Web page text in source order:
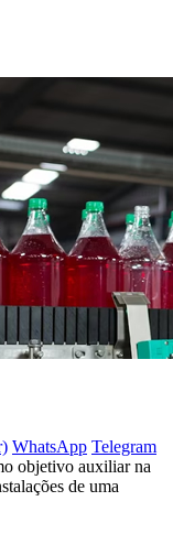
WhatsApp Telegram
objetivo auxiliar na
de uma